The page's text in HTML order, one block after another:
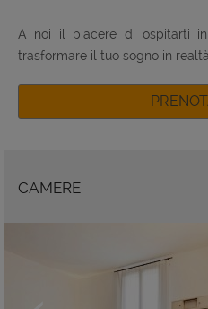
A noi il piacere di ospitarti
trasformare il tuo sogno in
CAMERE